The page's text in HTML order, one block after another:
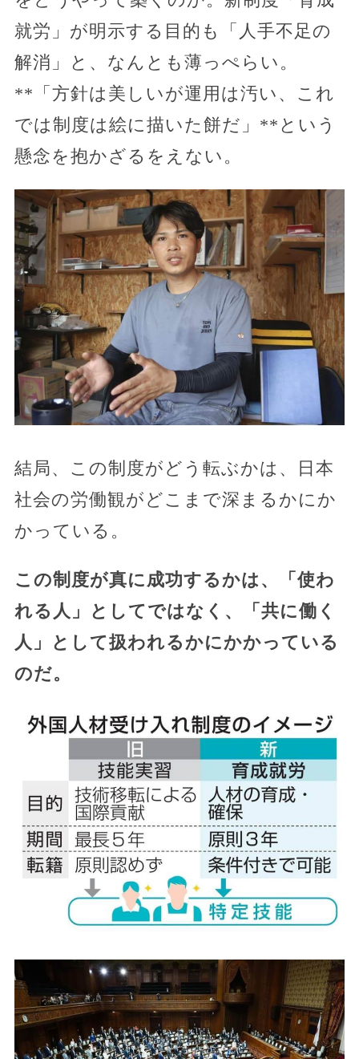
就労」が明示する目的も「人手不足の
解消」と、なんとも薄っぺらい。
**「方針は美しいが運用は汚い、これ
では制度は絵に描いた餅だ」**という
懸念を抱かざるをえない。
結局、この制度がどう転ぶかは、日本
社会の労働観がどこまで深まるかにか
かっている。
この制度が真に成功するかは、「使わ
れる人」としてではなく、「共に働く
人」として扱われるかにかかっている
のだ。